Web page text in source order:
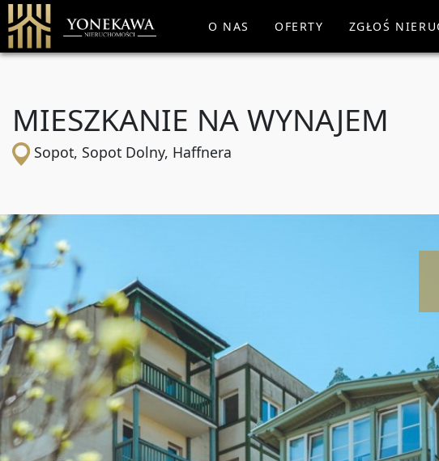
O NAS OFERTY ZGŁOŚ
MIESZKANIE NA WYNAJEM
Sopot, Sopot Dolny, Haffnera